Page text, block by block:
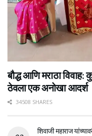
बौद्ध आणि मराठा विवाह:
ठेवला एक अनोखा आदर्श
34508 SHARES
शिवाजी महाराज